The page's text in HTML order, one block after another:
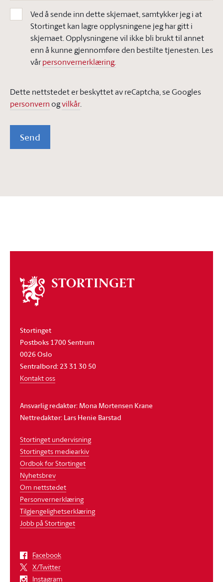
Ved å sende inn dette skjemaet, samtykker jeg i at
Stortinget kan lagre opplysningene jeg har gitt i
skjemaet. Opplysningene vil ikke bli brukt til annet
enn å kunne gjennomføre den bestilte tjenesten. Les
vårpersonvernerklæring.
Dette nettstedet er beskyttet av reCaptcha, se Googles
personvern ogvilkår.
Send
Om
stortinget
Stortinget
Postboks 1700 Sentrum
0026 Oslo
Sentralbord: 23 31 30 50
Kontakt oss
Ansvarlig redaktør: Mona Mortensen Krane
Nettredaktør: Lars Henie Barstad
Stortinget undervisning
Stortingets mediearkiv
Ordbok for Stortinget
Nyhetsbrev
Om nettstedet
Personvernerklæring
Tilgjengelighetserklæring
Jobb på Stortinget
Facebook
X/Twitter
Instagram